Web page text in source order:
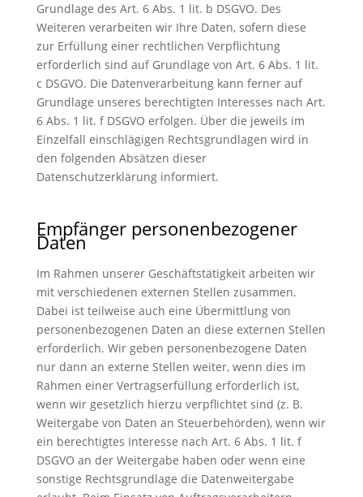
Grundlage des Art. 6 Abs. 1 lit. b DSGVO. Des
Weiteren verarbeiten wir Ihre Daten, sofern diese
zur Erfüllung einer rechtlichen Verpflichtung
erforderlich sind auf Grundlage von Art. 6 Abs. 1 lit.
c DSGVO. Die Datenverarbeitung kann ferner auf
Grundlage unseres berechtigten Interesses nach Art.
6 Abs. 1 lit. f DSGVO erfolgen. Über die jeweils im
Einzelfall einschlägigen Rechtsgrundlagen wird in
den folgenden Absätzen dieser
Datenschutzerklärung informiert.
Empfänger personenbezogener
Daten
Im Rahmen unserer Geschäftstätigkeit arbeiten wir
mit verschiedenen externen Stellen zusammen.
Dabei ist teilweise auch eine Übermittlung von
personenbezogenen Daten an diese externen Stellen
erforderlich. Wir geben personenbezogene Daten
nur dann an externe Stellen weiter, wenn dies im
Rahmen einer Vertragserfüllung erforderlich ist,
wenn wir gesetzlich hierzu verpflichtet sind (z. B.
Weitergabe von Daten an Steuerbehörden), wenn wir
ein berechtigtes Interesse nach Art. 6 Abs. 1 lit. f
DSGVO an der Weitergabe haben oder wenn eine
sonstige Rechtsgrundlage die Datenweitergabe